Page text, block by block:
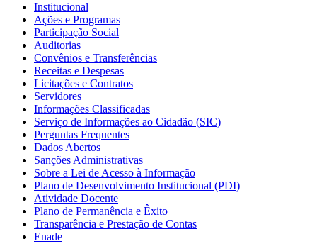
Institucional
Ações e Programas
Participação Social
Auditorias
Convênios e Transferências
Receitas e Despesas
Licitações e Contratos
Servidores
Informações Classificadas
Serviço de Informações ao Cidadão (SIC)
Perguntas Frequentes
Dados Abertos
Sanções Administrativas
Sobre a Lei de Acesso à Informação
Plano de Desenvolvimento Institucional (PDI)
Atividade Docente
Plano de Permanência e Êxito
Transparência e Prestação de Contas
Enade